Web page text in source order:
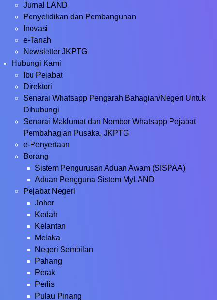
Jurnal LAND
Penyelidikan dan Pembangunan
Inovasi
e-Tanah
Newsletter JKPTG
Hubungi Kami
Ibu Pejabat
Direktori
Senarai Whatsapp Pengarah Bahagian/Negeri Untuk
Dihubungi
Senarai Maklumat dan Nombor Whatsapp Pejabat
Pembahagian Pusaka, JKPTG
e-Penyertaan
Borang
Sistem Pengurusan Aduan Awam (SISPAA)
Aduan Pengguna Sistem MyLAND
Pejabat Negeri
Johor
Kedah
Kelantan
Melaka
Negeri Sembilan
Pahang
Perak
Perlis
Pulau Pinang